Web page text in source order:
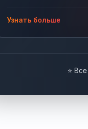
Узнать больше
⭐